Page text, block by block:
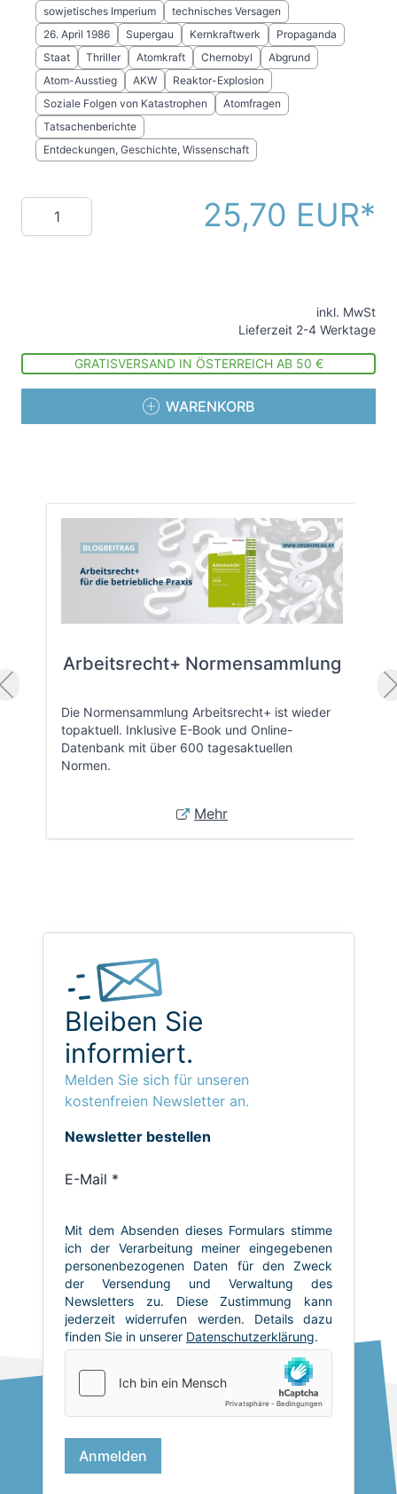
sowjetisches Imperium
technisches Versagen
26. April 1986
Supergau Kernkraftwerk
Propaganda
Staat
Thriller Atomkraft Chernobyl
Abgrund
Atom-Ausstieg
AKW
Reaktor-Explosion
Soziale Folgen von Katastrophen
Atomfragen
Tatsachenberichte
Entdeckungen, Geschichte, Wissenschaft
Menge 25,70 EUR
inkl. MwSt
Lieferzeit 2-4 Werktage
GRATISVERSAND IN ÖSTERREICH AB 50 €
WARENKORB
Arbeitsrecht+ Normensammlung
Die Normensammlung Arbeitsrecht+ ist wieder
topaktuell. Inklusive E-Book und Online-
Datenbank mit über 600 tagesaktuellen
Normen.
Mehr
Bleiben Sie
informiert.
Melden Sie sich für unseren
kostenfreien Newsletter an.